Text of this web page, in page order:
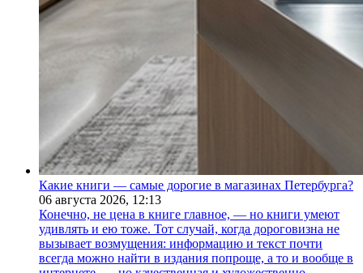
Какие книги — самые дорогие в магазинах Петербурга?
06 августа 2026, 12:13
Конечно, не цена в книге главное, — но книги умеют
удивлять и ею тоже. Тот случай, когда дороговизна не
вызывает возмущения: информацию и текст почти
всегда можно найти в издания попроще, а то и вообще в